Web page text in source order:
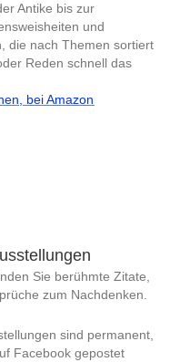
Antike bis zur
und
die nach Themen sortiert
Reden schnell das
bei Amazon
Sie berühmte Zitate,
zum Nachdenken.
sind permanent,
Facebook gepostet